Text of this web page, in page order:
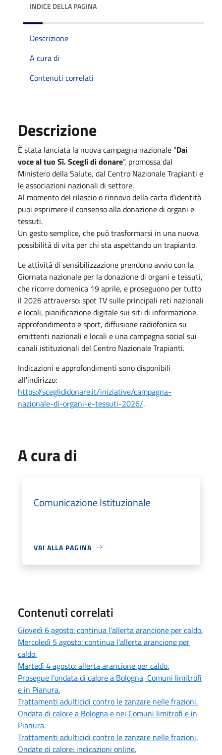
INDICE DELLA PAGINA
Descrizione
A cura di
Contenuti correlati
Descrizione
È stata lanciata la nuova campagna nazionale “Dai
voce al tuo Sì. Scegli di donare”, promossa dal
Ministero della Salute, dal Centro Nazionale Trapianti e
le associazioni nazionali di settore.
Al momento del rilascio o rinnovo della carta d’identità
puoi esprimere il consenso alla donazione di organi e
tessuti.
Un gesto semplice, che può trasformarsi in una nuova
possibilità di vita per chi sta aspettando un trapianto.
Le attività di sensibilizzazione prendono avvio con la
Giornata nazionale per la donazione di organi e tessuti,
che ricorre domenica 19 aprile, e proseguono per tutto
il 2026 attraverso: spot TV sulle principali reti nazionali
e locali, pianificazione digitale sui siti di informazione,
approfondimento e sport, diffusione radiofonica su
emittenti nazionali e locali e una campagna social sui
canali istituzionali del Centro Nazionale Trapianti.
Indicazioni e approfondimenti sono disponibili
all'indirizzo:
https://sceglididonare.it/iniziative/campagna-
nazionale-di-organi-e-tessuti-2026/.
A cura di
Comunicazione Istituzionale
VAI ALLA PAGINA
Contenuti correlati
Giovedì 6 agosto: continua l'allerta arancione per caldo.
Mercoledì 5 agosto: continua l'allerta arancione per
caldo.
Martedì 4 agosto: allerta arancione per caldo.
Prosegue l’ondata di calore a Bologna, Comuni limitrofi
e in Pianura.
Trattamenti adulticidi contro le zanzare nelle frazioni.
Ondata di calore a Bologna e nei Comuni limitrofi e in
Pianura.
Trattamenti adulticidi contro le zanzare nelle frazioni.
Ondate di calore: indicazioni online.